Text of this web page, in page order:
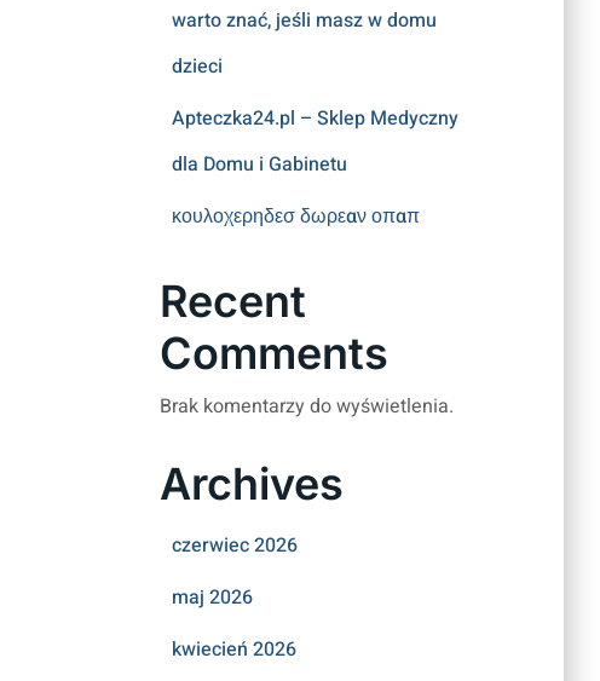
warto znać, jeśli masz w domu
dzieci
Apteczka24.pl – Sklep Medyczny
dla Domu i Gabinetu
κουλοχερηδεσ δωρεαν οπαπ
Recent
Comments
Brak komentarzy do wyświetlenia.
Archives
czerwiec 2026
maj 2026
kwiecień 2026